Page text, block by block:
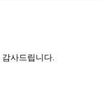
사드립니다.